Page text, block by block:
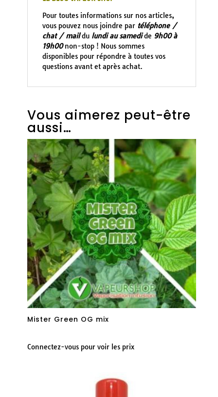
Pour toutes informations sur nos articles,
vous pouvez nous joindre par téléphone /
chat / maildu lundi au samedide 9h00 à
19h00non-stop ! Nous sommes
disponibles pour répondre à toutes vos
questions avant et après achat.
Vous aimerez peut-être
aussi…
Mister Green OG mix
Connectez-vous pour voir les prix